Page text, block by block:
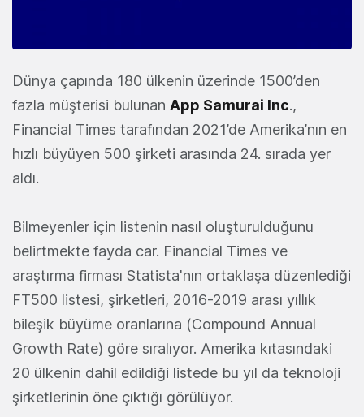
Dünya çapında 180 ülkenin üzerinde 1500’den
fazla müşterisi bulunan App Samurai Inc.,
Financial Times tarafından 2021’de Amerika’nın en
hızlı büyüyen 500 şirketi arasında 24. sırada yer
aldı.
Bilmeyenler için listenin nasıl oluşturulduğunu
belirtmekte fayda car. Financial Times ve
araştırma firması Statista'nın ortaklaşa düzenlediği
FT500 listesi, şirketleri, 2016-2019 arası yıllık
bileşik büyüme oranlarına (Compound Annual
Growth Rate) göre sıralıyor. Amerika kıtasındaki
20 ülkenin dahil edildiği listede bu yıl da teknoloji
şirketlerinin öne çıktığı görülüyor.